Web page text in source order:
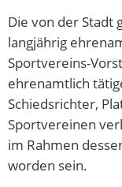
Die von der Stadt
langjährig
Sportvereins-
ehrenamtlich
Schiedsrichter,
Sportvereinen
im Rahmen
worden sein.